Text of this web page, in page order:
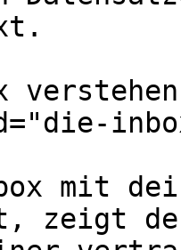
mit
zeigt